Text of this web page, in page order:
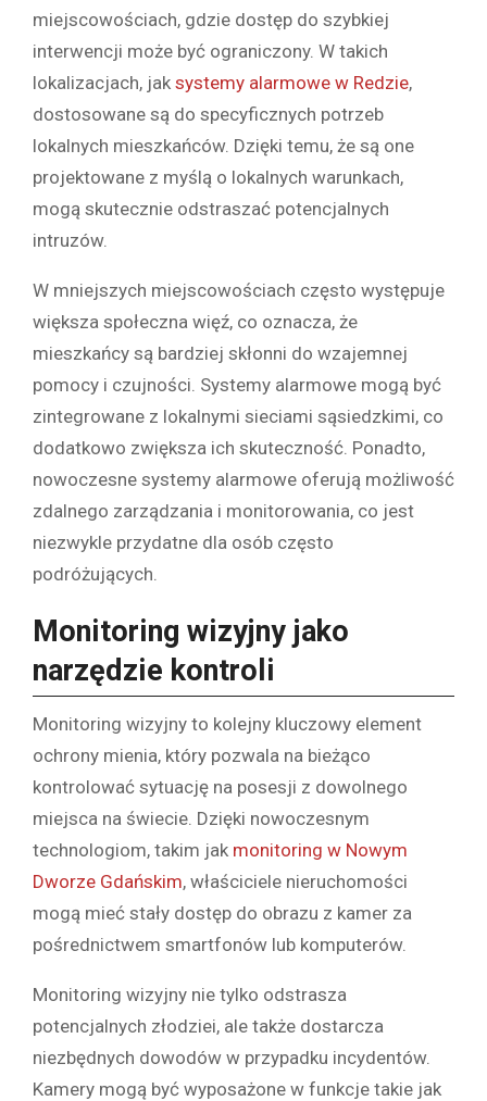
miejscowościach, gdzie dostęp do szybkiej
interwencji może być ograniczony. W takich
lokalizacjach, jak systemy alarmowe w Redzie,
dostosowane są do specyficznych potrzeb
lokalnych mieszkańców. Dzięki temu, że są one
projektowane z myślą o lokalnych warunkach,
mogą skutecznie odstraszać potencjalnych
intruzów.
W mniejszych miejscowościach często występuje
większa społeczna więź, co oznacza, że
mieszkańcy są bardziej skłonni do wzajemnej
pomocy i czujności. Systemy alarmowe mogą być
zintegrowane z lokalnymi sieciami sąsiedzkimi, co
dodatkowo zwiększa ich skuteczność. Ponadto,
nowoczesne systemy alarmowe oferują możliwość
zdalnego zarządzania i monitorowania, co jest
niezwykle przydatne dla osób często
podróżujących.
Monitoring wizyjny jako
narzędzie kontroli
Monitoring wizyjny to kolejny kluczowy element
ochrony mienia, który pozwala na bieżąco
kontrolować sytuację na posesji z dowolnego
miejsca na świecie. Dzięki nowoczesnym
technologiom, takim jak monitoring w Nowym
Dworze Gdańskim, właściciele nieruchomości
mogą mieć stały dostęp do obrazu z kamer za
pośrednictwem smartfonów lub komputerów.
Monitoring wizyjny nie tylko odstrasza
potencjalnych złodziei, ale także dostarcza
niezbędnych dowodów w przypadku incydentów.
Kamery mogą być wyposażone w funkcje takie jak